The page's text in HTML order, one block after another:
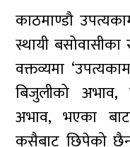
काठमाण्डौ
स्थायी बसोवासीका
वक्तव्यमा
बिजुलीको अभाव,
अभाव, भएका
कसैबाट छिपेको